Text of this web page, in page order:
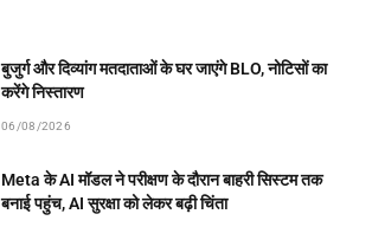
बुजुर्ग और दिव्यांग मतदाताओं के घर जाएंगे BLO, नोटिसों का
करेंगे निस्तारण
06/08/2026
Meta के AI मॉडल ने परीक्षण के दौरान बाहरी सिस्टम तक
बनाई पहुंच, AI सुरक्षा को लेकर बढ़ी चिंता